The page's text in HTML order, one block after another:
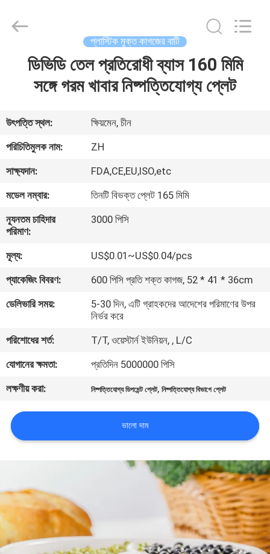
আমাদের
সম্পর্কে
কারখানা
ভ্রমণ
মান
নিয়ন্ত্রণ
করুন
খবর
উদ্ধৃতির
জন্য
সাইট
ম্যাপ
Protection
Technology
প্লাস্টিক মুক্ত কাগজের বাটি
ডিভিডি তেল প্রতিরোধী ব্যাস 160 মিমি
সঙ্গে গরম খাবার নিষ্পত্তিযোগ্য প্লেট
উৎপত্তি স্থল:
ক্ষিয়মেন, চীন
পরিচিতিমুলক নাম:
ZH
সাক্ষ্যদান:
FDA,CE,EU,ISO,etc
মডেল নম্বার:
তিনটি বিভক্ত প্লেট 165 মিমি
ন্যূনতম চাহিদার
পরিমাণ:
3000 পিসি
মূল্য:
US$0.01~US$0.04/pcs
প্যাকেজিং বিবরণ:
600 পিসি প্রতি শক্ত কাগজ, 52 * 41 * 36cm
ডেলিভারি সময়:
5-30 দিন, এটি গ্রাহকদের আদেশের পরিমাণের উপর
নির্ভর করে
পরিশোধের শর্ত:
T/T, ওয়েস্টার্ন ইউনিয়ন, , L/C
যোগানের ক্ষমতা:
প্রতিদিন 5000000 পিসি
লক্ষণীয় করা:
নিষ্পত্তিযোগ্য ডিপমেন্ট প্লেট,নিষ্পত্তিযোগ্য বিভাগে প্লেট
ভালো দাম